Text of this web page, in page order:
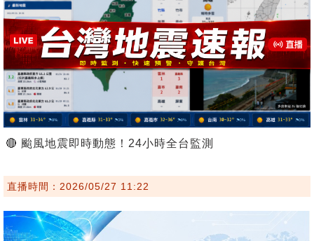
🔴 颱風地震即時動態！24小時全台監測
直播時間：2026/05/27 11:22